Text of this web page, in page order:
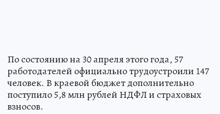
По состоянию на 30 апреля этого года, 57
работодателей официально трудоустроили 147
человек. В краевой бюджет дополнительно
поступило 5,8 млн рублей НДФЛ и страховых
взносов.